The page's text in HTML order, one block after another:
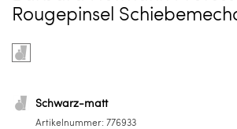
Rougepinsel
Farbe
auswählen
Product
options
Schwarz-
matt
Schwarz-matt
Artikelnummer: 776933